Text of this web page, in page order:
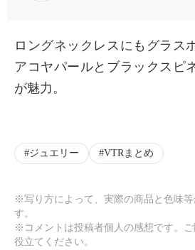
×
ロングネックレスにもグラス
アコヤパールとブラックスピ
が魅力。
ジュエリー VTRまとめ
※写り方によって、実際の商品と色味
す。
※コメントは投稿者個人の感想です。
役立てください。